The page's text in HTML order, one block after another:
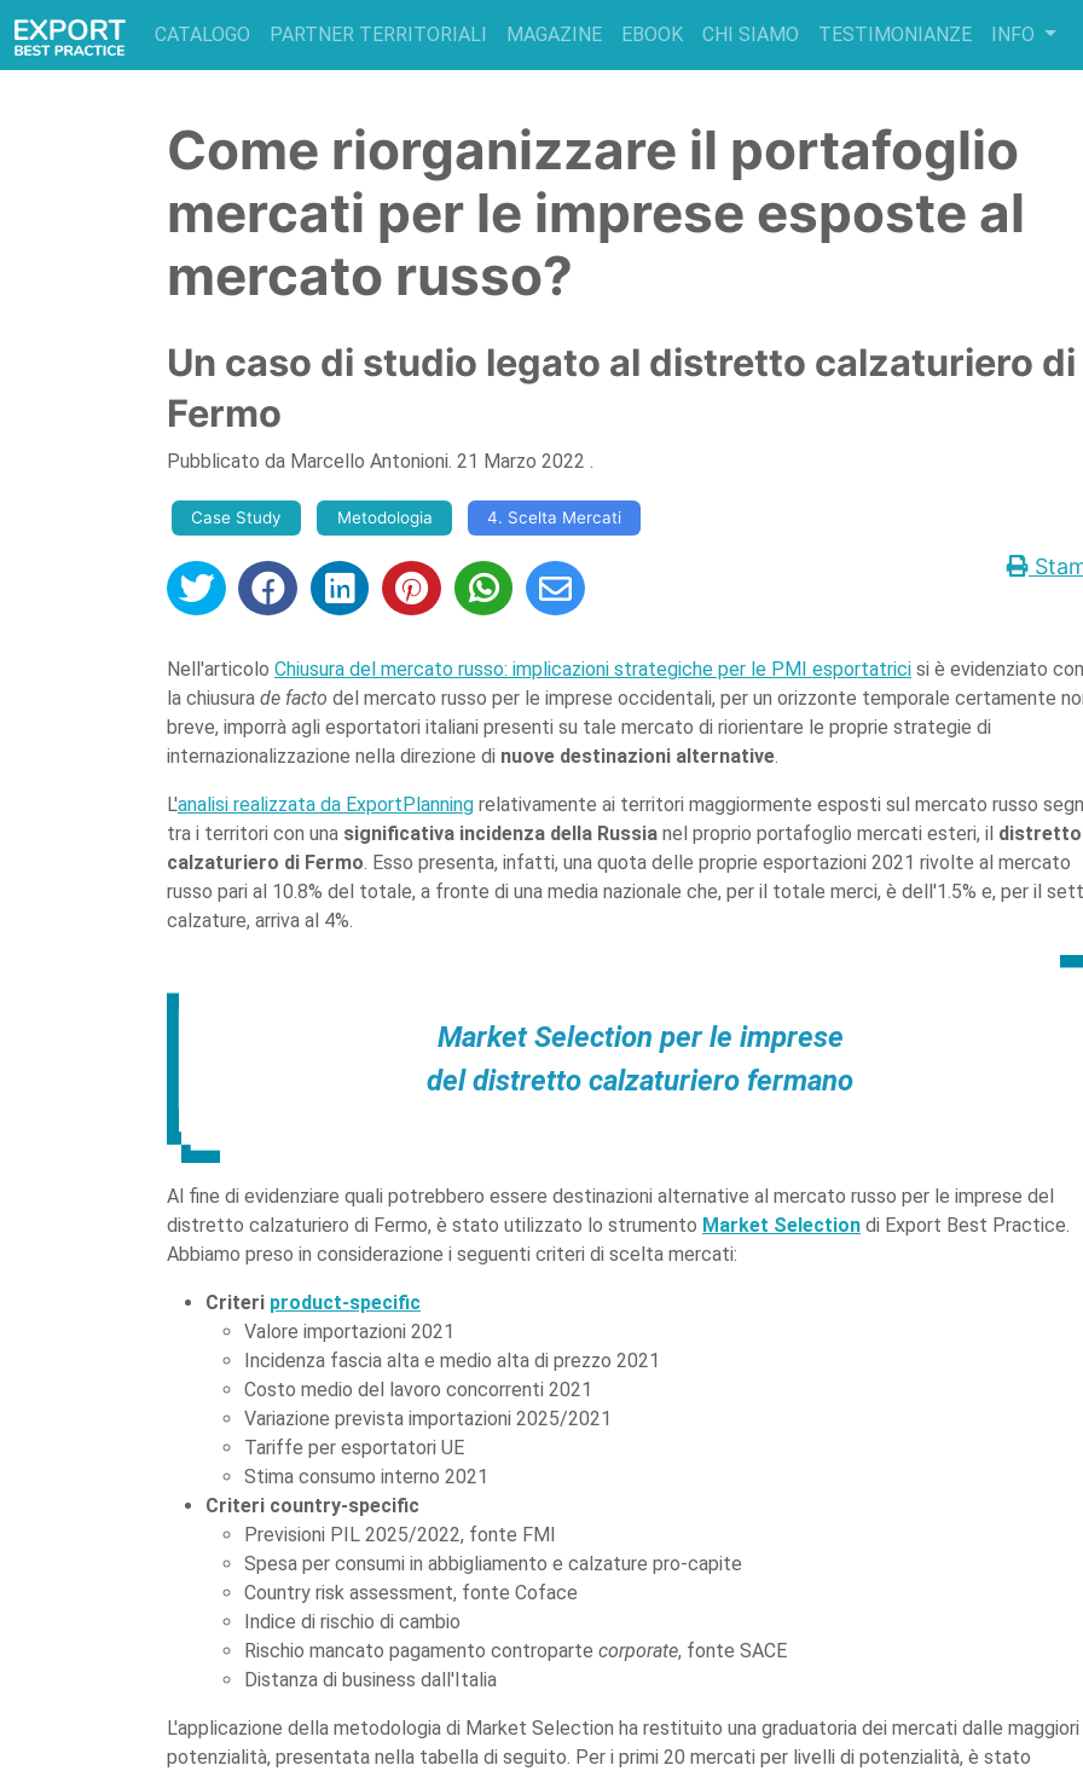
CATALOGO PARTNER TERRITORIALI MAGAZINE EBOOK CHI SIAMO TESTIMONIANZE INFO
Come riorganizzare il portafoglio
mercati per le imprese esposte al
mercato russo?
Un caso di studio legato al distretto calzaturiero di
Fermo
Pubblicato da Marcello Antonioni. 21 Marzo 2022 .
Case Study Metodologia 4. Scelta Mercati
Nell'articolo Chiusura del mercato russo: implicazioni strategiche per le PMI esportatrici si è evidenziato
la chiusura de facto del mercato russo per le imprese occidentali, per un orizzonte temporale certamente
breve, imporrà agli esportatori italiani presenti su tale mercato di riorientare le proprie strategie di
internazionalizzazione nella direzione di nuove destinazioni alternative.
L'analisi realizzata da ExportPlanning relativamente ai territori maggiormente esposti sul mercato russo
tra i territori con una significativa incidenza della Russia nel proprio portafoglio mercati esteri, il distretto
calzaturiero di Fermo. Esso presenta, infatti, una quota delle proprie esportazioni 2021 rivolte al mercato
russo pari al 10.8% del totale, a fronte di una media nazionale che, per il totale merci, è dell'1.5% e, per il
calzature, arriva al 4%.
Market Selection per le imprese
del distretto calzaturiero fermano
Al fine di evidenziare quali potrebbero essere destinazioni alternative al mercato russo per le imprese del
distretto calzaturiero di Fermo, è stato utilizzato lo strumento Market Selection di Export Best Practice.
Abbiamo preso in considerazione i seguenti criteri di scelta mercati:
Criteri product-specific
Valore importazioni 2021
Incidenza fascia alta e medio alta di prezzo 2021
Costo medio del lavoro concorrenti 2021
Variazione prevista importazioni 2025/2021
Tariffe per esportatori UE
Stima consumo interno 2021
Criteri country-specific
Previsioni PIL 2025/2022, fonte FMI
Spesa per consumi in abbigliamento e calzature pro-capite
Country risk assessment, fonte Coface
Indice di rischio di cambio
Rischio mancato pagamento controparte corporate, fonte SACE
Distanza di business dall'Italia
L'applicazione della metodologia di Market Selection ha restituito una graduatoria dei mercati dalle maggiori
potenzialità, presentata nella tabella di seguito. Per i primi 20 mercati per livelli di potenzialità, è stato